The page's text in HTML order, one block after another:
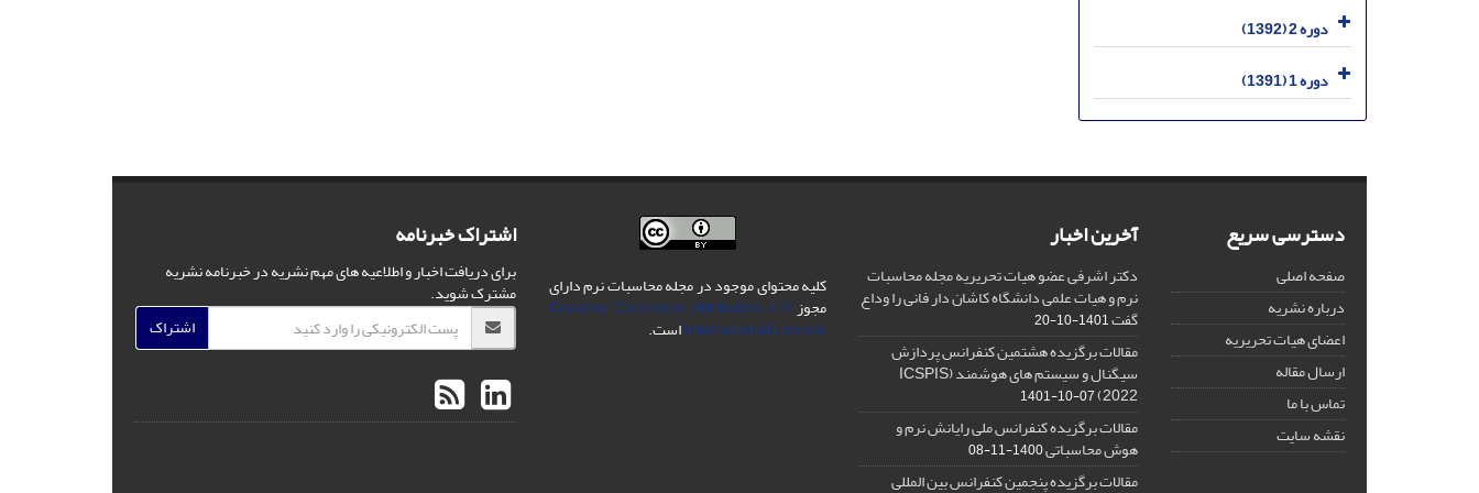
دوره 2 (1392)
دوره 1 (1391)
دسترسی سریع
صفحه اصلی
درباره نشریه
اعضای هیات تحریریه
ارسال مقاله
تماس با ما
نقشه سایت
آخرین اخبار
دکتر اشرفی عضو هیات تحریریه مجله محاسبات
نرم و هیات علمی دانشگاه کاشان دار فانی را وداع
گفت1401-10-20
مقالات برگزیده هشتمین کنفرانس پردازش
سیگنال و سیستم های هوشمند (ICSPIS
2022)
1401-10-07
مقالات برگزیده کنفرانس ملی رایانش نرم و
هوش محاسباتی1400-11-08
مقالات برگزیده پنجمین کنفرانس بین المللی
کلیه محتوای موجود در مجله محاسبات نرم دارای
مجوز Creative Commons Attribution 4.0
International Licenseاست.
اشتراک خبرنامه
برای دریافت اخبار و اطلاعیه های مهم نشریه در خبرنامه نشریه
مشترک شوید.
اشتراک